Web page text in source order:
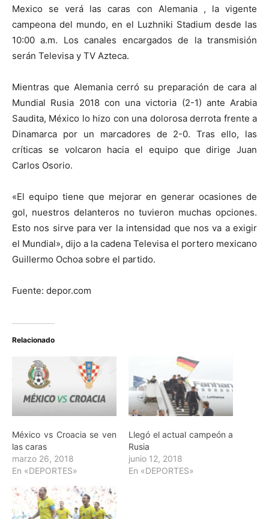
Mexico se verá las caras con Alemania , la vigente
campeona del mundo, en el Luzhniki Stadium desde las
10:00 a.m. Los canales encargados de la transmisión
serán Televisa y TV Azteca.
Mientras que Alemania cerró su preparación de cara al
Mundial Rusia 2018 con una victoria (2-1) ante Arabia
Saudita, México lo hizo con una dolorosa derrota frente a
Dinamarca por un marcadores de 2-0. Tras ello, las
críticas se volcaron hacia el equipo que dirige Juan
Carlos Osorio.
«El equipo tiene que mejorar en generar ocasiones de
gol, nuestros delanteros no tuvieron muchas opciones.
Esto nos sirve para ver la intensidad que nos va a exigir
el Mundial», dijo a la cadena Televisa el portero mexicano
Guillermo Ochoa sobre el partido.
Fuente: depor.com
Relacionado
México vs Croacia se ven
las caras
marzo 26, 2018
En «DEPORTES»
Llegó el actual campeón a
Rusia
junio 12, 2018
En «DEPORTES»